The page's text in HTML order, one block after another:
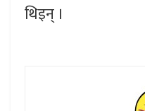
थिइन् ।